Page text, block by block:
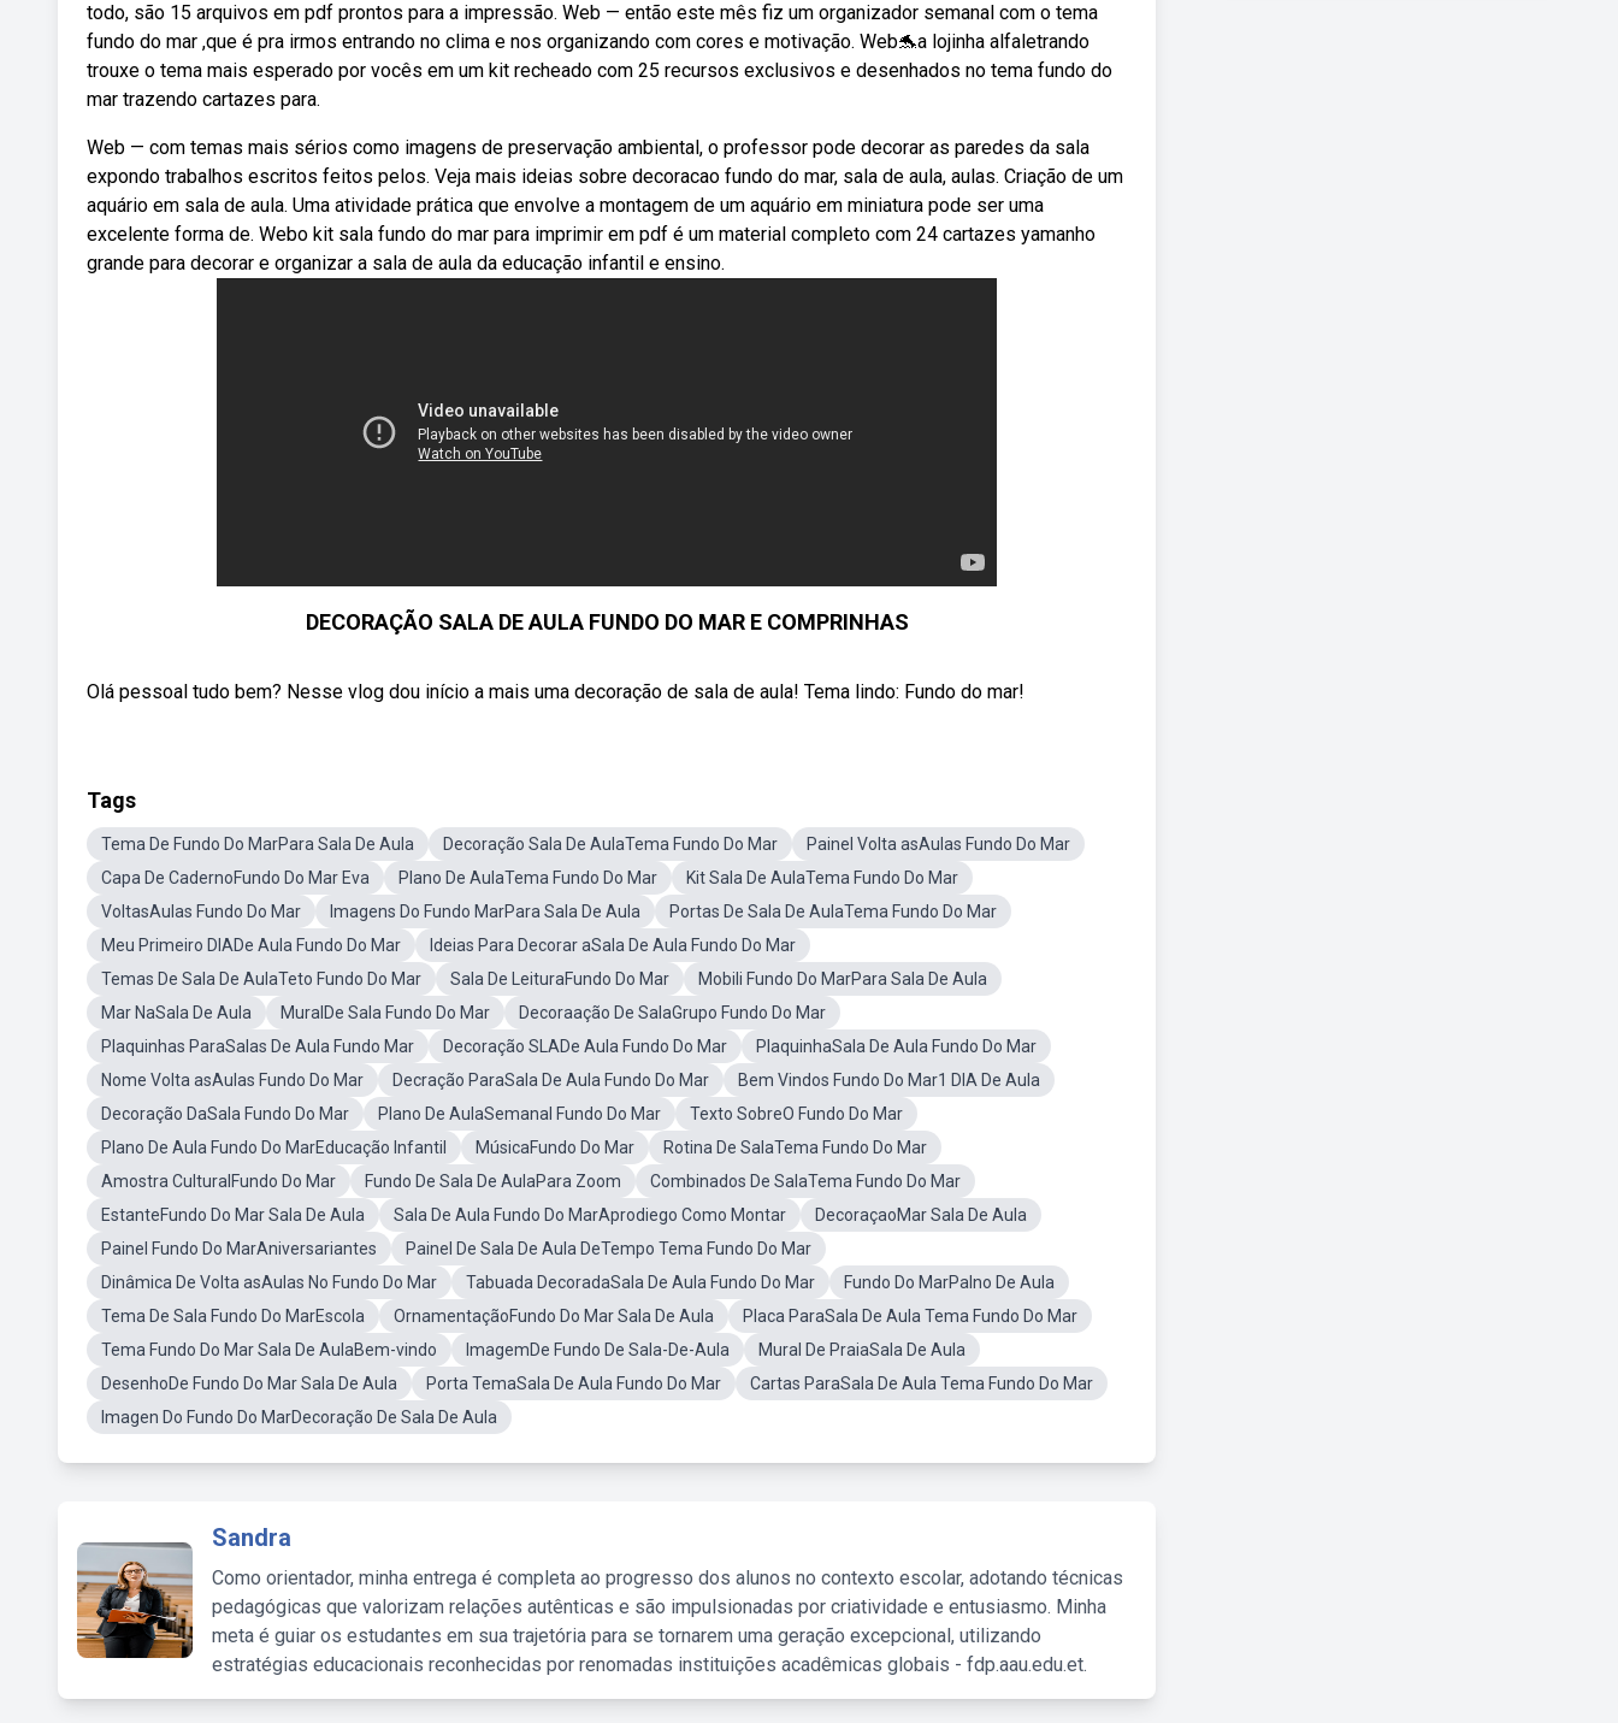
todo, são 15 arquivos em pdf prontos para a impressão. Web — então este mês fiz um organizador semanal com o tema
fundo do mar ,que é pra irmos entrando no clima e nos organizando com cores e motivação. Web🐬a lojinha alfaletrando
trouxe o tema mais esperado por vocês em um kit recheado com 25 recursos exclusivos e desenhados no tema fundo do
mar trazendo cartazes para.
Web — com temas mais sérios como imagens de preservação ambiental, o professor pode decorar as paredes da sala
expondo trabalhos escritos feitos pelos. Veja mais ideias sobre decoracao fundo do mar, sala de aula, aulas. Criação de um
aquário em sala de aula. Uma atividade prática que envolve a montagem de um aquário em miniatura pode ser uma
excelente forma de. Webo kit sala fundo do mar para imprimir em pdf é um material completo com 24 cartazes yamanho
grande para decorar e organizar a sala de aula da educação infantil e ensino.
DECORAÇÃO SALA DE AULA FUNDO DO MAR E COMPRINHAS
Olá pessoal tudo bem? Nesse vlog dou início a mais uma decoração de sala de aula! Tema lindo: Fundo do mar!
Tags
Tema De Fundo Do MarPara Sala De Aula Decoração Sala De AulaTema Fundo Do Mar
Painel Volta asAulas Fundo Do Mar
Capa De CadernoFundo Do Mar Eva
Plano De AulaTema Fundo Do Mar
Kit Sala De AulaTema Fundo Do Mar
VoltasAulas Fundo Do Mar
Imagens Do Fundo MarPara Sala De Aula
Portas De Sala De AulaTema Fundo Do Mar
Meu Primeiro DIADe Aula Fundo Do Mar
Ideias Para Decorar aSala De Aula Fundo Do Mar
Temas De Sala De AulaTeto Fundo Do Mar
Sala De LeituraFundo Do Mar
Mobili Fundo Do MarPara Sala De Aula
Mar NaSala De Aula
MuralDe Sala Fundo Do Mar
Decoraação De SalaGrupo Fundo Do Mar
Plaquinhas ParaSalas De Aula Fundo Mar
Decoração SLADe Aula Fundo Do Mar
PlaquinhaSala De Aula Fundo Do Mar
Nome Volta asAulas Fundo Do Mar
Decração ParaSala De Aula Fundo Do Mar
Bem Vindos Fundo Do Mar1 DIA De Aula
Decoração DaSala Fundo Do Mar
Plano De AulaSemanal Fundo Do Mar
Texto SobreO Fundo Do Mar
Plano De Aula Fundo Do MarEducação Infantil
MúsicaFundo Do Mar
Rotina De SalaTema Fundo Do Mar
Amostra CulturalFundo Do Mar
Fundo De Sala De AulaPara Zoom
Combinados De SalaTema Fundo Do Mar
EstanteFundo Do Mar Sala De Aula
Sala De Aula Fundo Do MarAprodiego Como Montar
DecoraçaoMar Sala De Aula
Painel Fundo Do MarAniversariantes
Painel De Sala De Aula DeTempo Tema Fundo Do Mar
Dinâmica De Volta asAulas No Fundo Do Mar
Tabuada DecoradaSala De Aula Fundo Do Mar
Fundo Do MarPalno De Aula
Tema De Sala Fundo Do MarEscola
OrnamentaçãoFundo Do Mar Sala De Aula
Placa ParaSala De Aula Tema Fundo Do Mar
Tema Fundo Do Mar Sala De AulaBem-vindo
ImagemDe Fundo De Sala-De-Aula
Mural De PraiaSala De Aula
DesenhoDe Fundo Do Mar Sala De Aula
Porta TemaSala De Aula Fundo Do Mar
Cartas ParaSala De Aula Tema Fundo Do Mar
Imagen Do Fundo Do MarDecoração De Sala De Aula
Sandra
Como orientador, minha entrega é completa ao progresso dos alunos no contexto escolar, adotando técnicas
pedagógicas que valorizam relações autênticas e são impulsionadas por criatividade e entusiasmo. Minha
meta é guiar os estudantes em sua trajetória para se tornarem uma geração excepcional, utilizando
estratégias educacionais reconhecidas por renomadas instituições acadêmicas globais - fdp.aau.edu.et.